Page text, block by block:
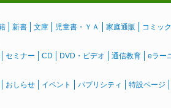
新書 文庫 児童書・ＹＡ 家庭通販 コミック
セミナー CD DVD・ビデオ 通信教育 eラー
おしらせ イベント パブリシティ 特設ページ